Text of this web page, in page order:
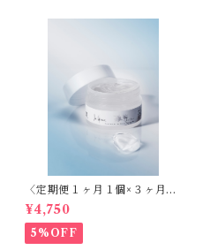
〈定期便１ヶ月１個×３ヶ月〉
モイストプロテクトジェル活
性〈我慢できない肌のかゆみ
はバリア機能低下による乾燥
が原因〉
¥4,750
5%OFF